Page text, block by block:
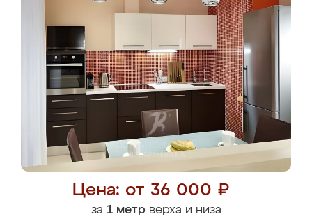
Цена: от 36 000 ₽
за 1 метрверха и низа